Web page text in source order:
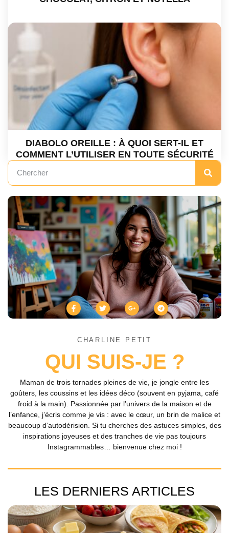
DIABOLO OREILLE : À QUOI SERT-IL ET
COMMENT L’UTILISER EN TOUTE SÉCURITÉ
CHARLINE PETIT
QUI SUIS-JE ?
Maman de trois tornades pleines de vie, je jongle entre les
goûters, les coussins et les idées déco (souvent en pyjama, café
froid à la main). Passionnée par l’univers de la maison et de
l’enfance, j’écris comme je vis : avec le cœur, un brin de malice et
beaucoup d’autodérision. Si tu cherches des astuces simples, des
inspirations joyeuses et des tranches de vie pas toujours
Instagrammables… bienvenue chez moi !
LES DERNIERS ARTICLES